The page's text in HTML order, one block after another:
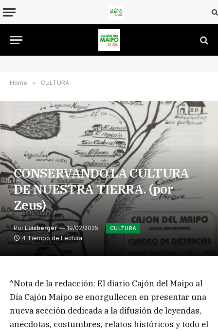
Home » CULTURA
CONSERVANDO LA CULTURA
DE NUESTRA TIERRA. (por
Zeus)
Por Luisberger 19/02/2025 CULTURA
4 Tiempo de Lectura
*Nota de la redacción: El diario Cajón del Maipo al
Día Cajón Maipo se enorgullecen en presentar una
nueva sección dedicada a la difusión de leyendas,
anécdotas, costumbres, relatos históricos y todo el